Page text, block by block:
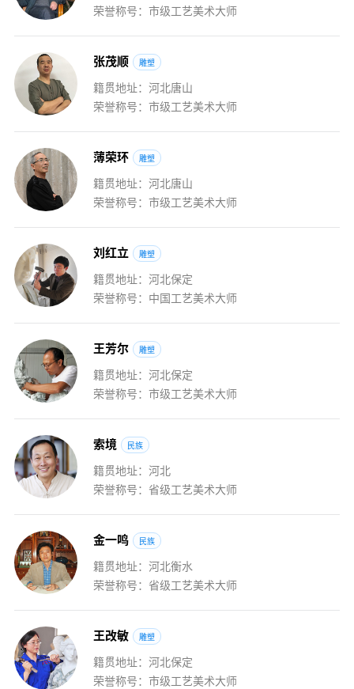
荣誉称号：市级工艺美术大师
张茂顺 雕塑
籍贯地址：河北唐山
荣誉称号：市级工艺美术大师
薄荣环 雕塑
籍贯地址：河北唐山
荣誉称号：市级工艺美术大师
刘红立 雕塑
籍贯地址：河北保定
荣誉称号：中国工艺美术大师
王芳尔 雕塑
籍贯地址：河北保定
荣誉称号：市级工艺美术大师
索境 民族
籍贯地址：河北
荣誉称号：省级工艺美术大师
金一鸣 民族
籍贯地址：河北衡水
荣誉称号：省级工艺美术大师
王改敏 雕塑
籍贯地址：河北保定
荣誉称号：市级工艺美术大师